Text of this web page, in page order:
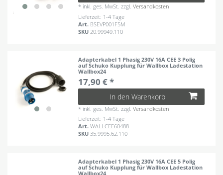
* inkl. ges. MwSt. zzgl.Versandkosten
Lieferzeit: 1-4 Tage
Art. BSEVP001F5M
SKU20.99949.110
Adapterkabel 1 Phasig 230V 16A CEE 3 Polig
auf Schuko Kupplung für Wallbox Ladestation
Wallbox24
17,90 € *
In den Warenkorb
* inkl. ges. MwSt. zzgl.Versandkosten
Lieferzeit: 1-4 Tage
Art.WALLCEE60488
SKU35.9995.62.110
Adapterkabel 1 Phasig 230V 16A CEE 5 Polig
auf Schuko Kupplung für Wallbox Ladestation
Wallbox24